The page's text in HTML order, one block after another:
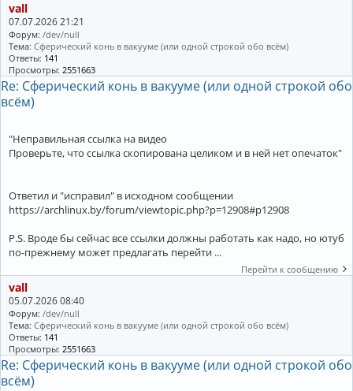
vall
07.07.2026 21:21
Форум: /dev/null
Тема: Сферический конь в вакууме (или одной строкой обо всём)
Ответы: 141
Просмотры: 2551663
Re: Сферический конь в вакууме (или одной строкой обо
всём)
"Неправильная ссылка на видео
Проверьте, что ссылка скопирована целиком и в ней нет опечаток"
Ответил и "исправил" в исходном сообщении
https://archlinux.by/forum/viewtopic.php?p=12908#p12908
P.S. Вроде бы сейчас все ссылки должны работать как надо, но ютуб
по-прежнему может предлагать перейти ...
Перейти к сообщению
vall
05.07.2026 08:40
Форум: /dev/null
Тема: Сферический конь в вакууме (или одной строкой обо всём)
Ответы: 141
Просмотры: 2551663
Re: Сферический конь в вакууме (или одной строкой обо
всём)